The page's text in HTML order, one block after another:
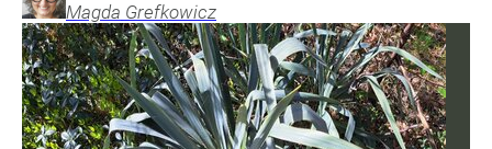
Magda Grefkowicz